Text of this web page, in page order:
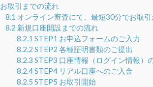
お取引までの流れ
8.1 オンライン審査にて、最短30分でお取
8.2 新規口座開設までの流れ
8.2.1 STEP1 お申込フォームのご入力
8.2.2 STEP2 各種証明書類のご提出
8.2.3 STEP3 口座情報（ログイン情報）
8.2.4STEP4 リアル口座へのご入金
8.2.5 STEP5 お取引開始